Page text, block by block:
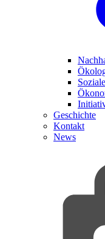
Geschichte
Kontakt
News